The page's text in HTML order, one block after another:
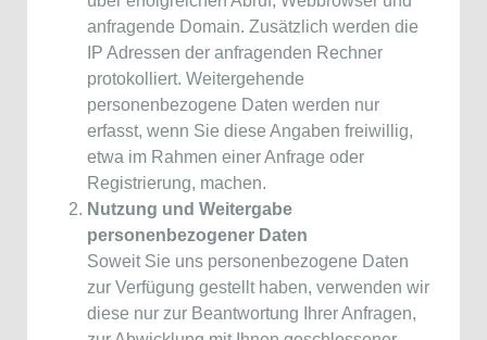
anfragende Domain. Zusätzlich werden die
IP Adressen der anfragenden Rechner
protokolliert. Weitergehende
personenbezogene Daten werden nur
erfasst, wenn Sie diese Angaben freiwillig,
etwa im Rahmen einer Anfrage oder
Registrierung, machen.
Nutzung und Weitergabe
personenbezogener Daten
Soweit Sie uns personenbezogene Daten
zur Verfügung gestellt haben, verwenden wir
diese nur zur Beantwortung Ihrer Anfragen,